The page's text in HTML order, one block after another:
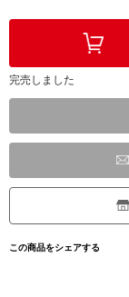
完売しました
この商品をシェアする